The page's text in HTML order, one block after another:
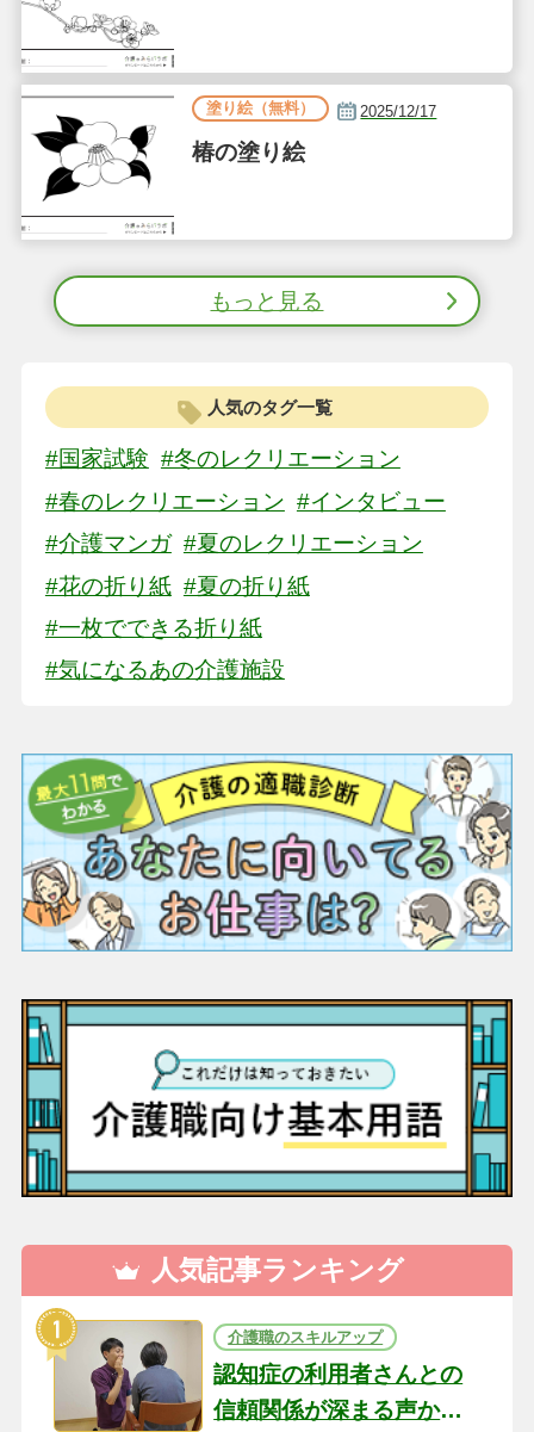
塗り絵（無料） 2025/12/17
椿の塗り絵
もっと見る
人気のタグ一覧
#国家試験 #冬のレクリエーション
#春のレクリエーション #インタビュー
#介護マンガ #夏のレクリエーション
#花の折り紙 #夏の折り紙
#一枚でできる折り紙
#気になるあの介護施設
人気記事ランキング
介護職のスキルアップ
認知症の利用者さんとの
信頼関係が深まる声かけ